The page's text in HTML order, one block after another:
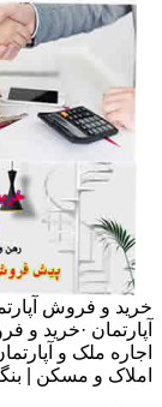
خرید و فروش
آپارتمان ·خرید و
اجاره ملک و
املاک و مسکن |